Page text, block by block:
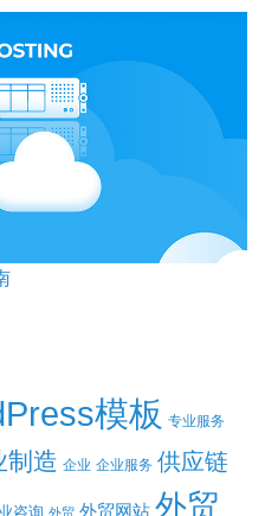
模板 专业服务
制造 企业 企业服务 供应链
咨询 外贸 外贸网站 外贸